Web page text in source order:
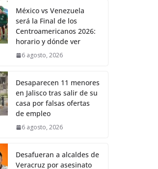
México vs Venezuela
será la Final de los
Centroamericanos 2026:
horario y dónde ver
6 agosto, 2026
Desaparecen 11 menores
en Jalisco tras salir de su
casa por falsas ofertas
de empleo
6 agosto, 2026
Desafueran a alcaldes de
Veracruz por asesinato